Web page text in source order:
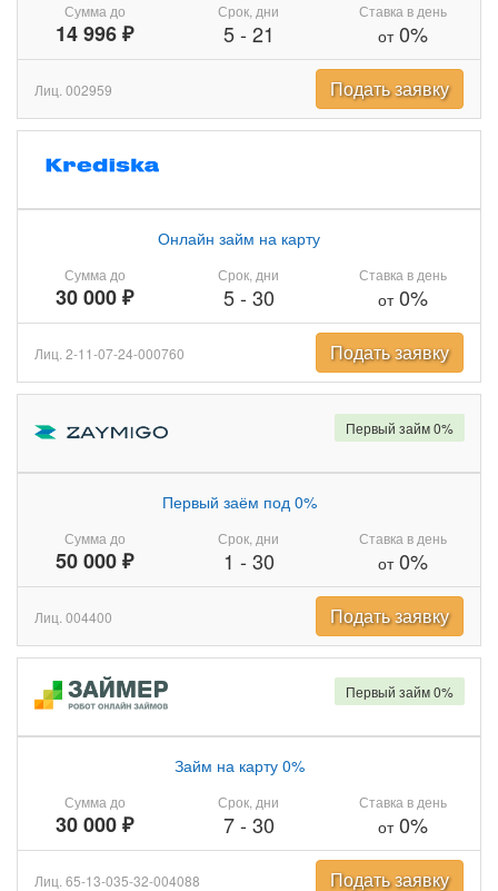
Сумма до
14 996 ₽
Срок, дни
5- 21
Ставка в день
от0%
Лиц. 002959 Подать заявку
Сумма до
30 000 ₽
Онлайн займ на карту
Срок, дни
5- 30
Ставка в день
от0%
Лиц. 2-11-07-24-000760 Подать заявку
Сумма до
50 000 ₽
Первый заём под 0%
Срок, дни
1 - 30
Ставка в день
от0%
Первый займ 0%
Лиц. 004400 Подать заявку
Сумма до
30 000 ₽
Займ на карту 0%
Срок, дни
7- 30
Ставка в день
от0%
Первый займ 0%
Лиц. 65-13-035-32-004088 Подать заявку